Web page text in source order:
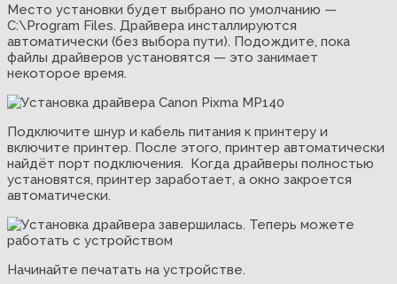
Место установки будет выбрано по умолчанию —
C:\Program Files. Драйвера инсталлируются
автоматически (без выбора пути). Подождите, пока
файлы драйверов установятся — это занимает
некоторое время.
Подключите шнур и кабель питания к принтеру и
включите принтер. После этого, принтер автоматически
найдёт порт подключения. Когда драйверы полностью
установятся, принтер заработает, а окно закроется
автоматически.
Начинайте печатать на устройстве.